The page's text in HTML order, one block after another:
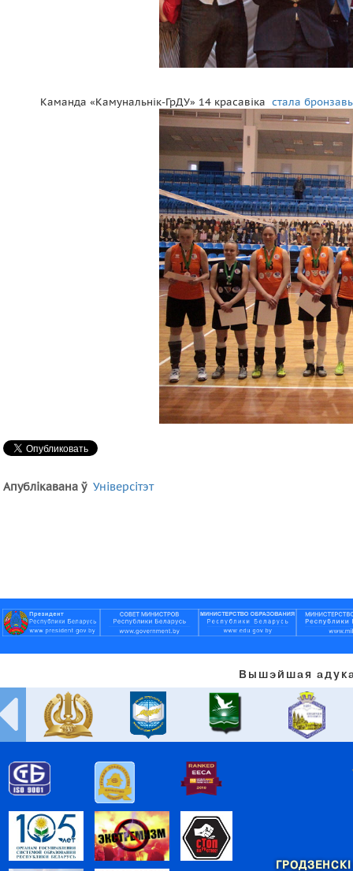
Каманда «Камунальнік-ГрДУ» 14 красавікастала
Апублікавана ў Універсітэт
Вышэйшая